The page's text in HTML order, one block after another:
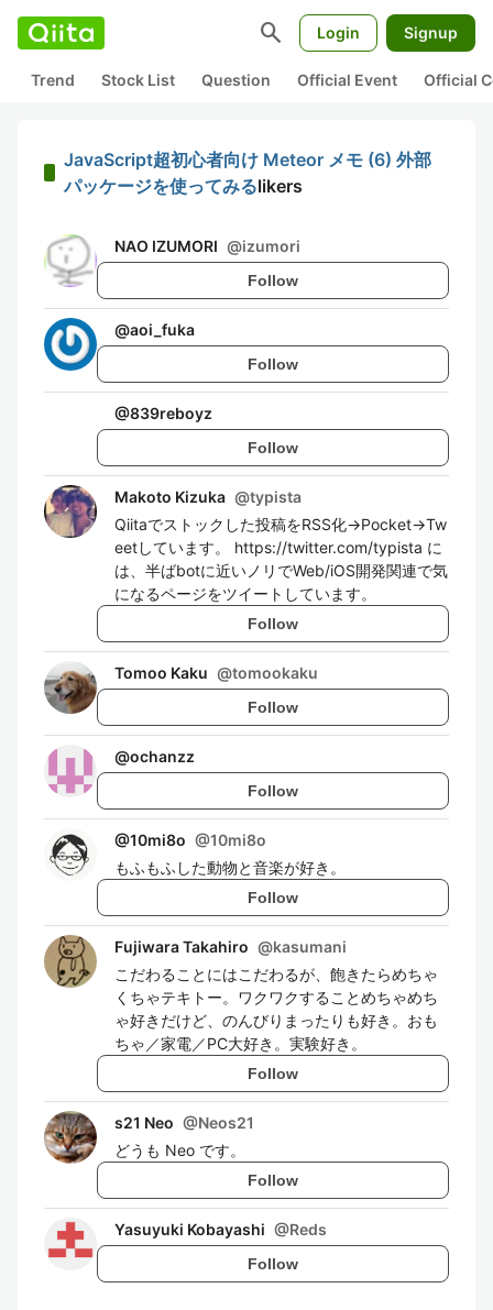
search Login Signup
Trend Stock List Question Official Event Official
JavaScript超初心者向け Meteor メモ (6) 外部
パッケージを使ってみるlikers
NAO IZUMORI @izumori
Follow
@aoi_fuka
Follow
@839reboyz
Follow
Makoto Kizuka @typista
Qiitaでストックした投稿をRSS化→Pocket→Tw
eetしています。 https://twitter.com/typista に
は、半ばbotに近いノリでWeb/iOS開発関連で気
になるページをツイートしています。
Follow
Tomoo Kaku @tomookaku
Follow
@ochanzz
Follow
@10mi8o @10mi8o
もふもふした動物と音楽が好き。
Follow
Fujiwara Takahiro @kasumani
こだわることにはこだわるが、飽きたらめちゃ
くちゃテキトー。ワクワクすることめちゃめち
ゃ好きだけど、のんびりまったりも好き。おも
ちゃ／家電／PC大好き。実験好き。
Follow
s21 Neo @Neos21
どうも Neo です。
Follow
Yasuyuki Kobayashi @Reds
Follow